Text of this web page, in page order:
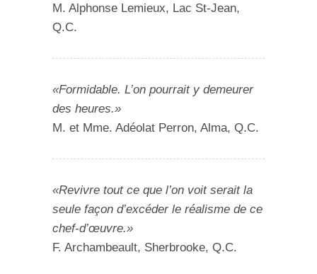
M. Alphonse Lemieux, Lac St-Jean,
Q.C.
«Formidable. L’on pourrait y demeurer
des heures.»
M. et Mme. Adéolat Perron, Alma, Q.C.
«Revivre tout ce que l’on voit serait la
seule façon d’excéder le réalisme de ce
chef-d’œuvre.»
F. Archambeault, Sherbrooke, Q.C.